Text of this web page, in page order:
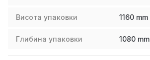
Висота упаковки 1160 mm
Глибина упаковки 1080 mm